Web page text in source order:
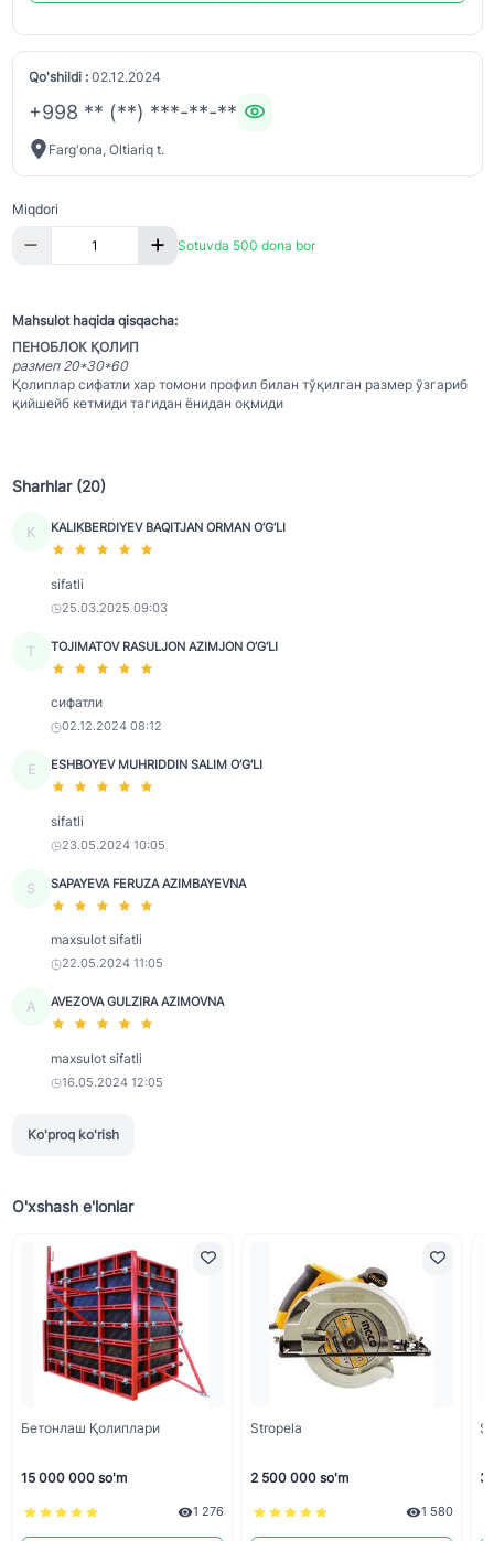
Qo'shildi :02.12.2024
+998 ** (**) ***-**-**
Farg'ona, Oltiariq t.
Miqdori
Sotuvda 500 dona bor
Mahsulot haqida qisqacha:
ПЕНОБЛОК ҚОЛИП
размеп 20*30*60
Қолиплар сифатли хар томони профил билан тўқилган размер ўзгариб
қийшейб кетмиди тагидан ёнидан оқмиди
Sharhlar (20)
K KALIKBERDIYEV BAQITJAN ORMAN O‘G‘LI
sifatli
25.03.2025 09:03
T TOJIMATOV RASULJON AZIMJON O‘G‘LI
сифатли
02.12.2024 08:12
E ESHBOYEV MUHRIDDIN SALIM O‘G‘LI
sifatli
23.05.2024 10:05
S SAPAYEVA FERUZA AZIMBAYEVNA
maxsulot sifatli
22.05.2024 11:05
A AVEZOVA GULZIRA AZIMOVNA
maxsulot sifatli
16.05.2024 12:05
Ko'proq ko'rish
O'xshash e'lonlar
Бетонлаш Қолиплари
15 000 000 so'm
1 276
Stropela
2 500 000 so'm
1 580